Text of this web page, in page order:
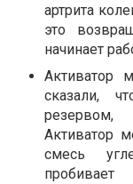
артрита
это
начинает
Активатор
сказали,
резервом,
Активатор
смесь